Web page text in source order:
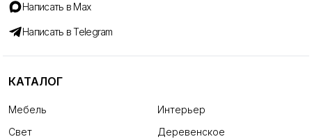
Написать в Max
Написать в Telegram
КАТАЛОГ
Мебель
Интерьер
Свет
Деревенское